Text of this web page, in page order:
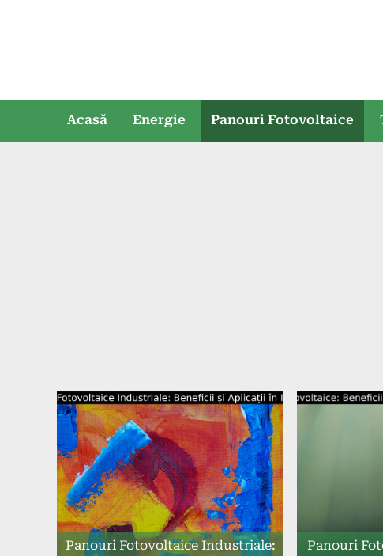
Acasă Energie Panouri Fotovoltaice
Panouri Fotovoltaice Industriale:
Panouri